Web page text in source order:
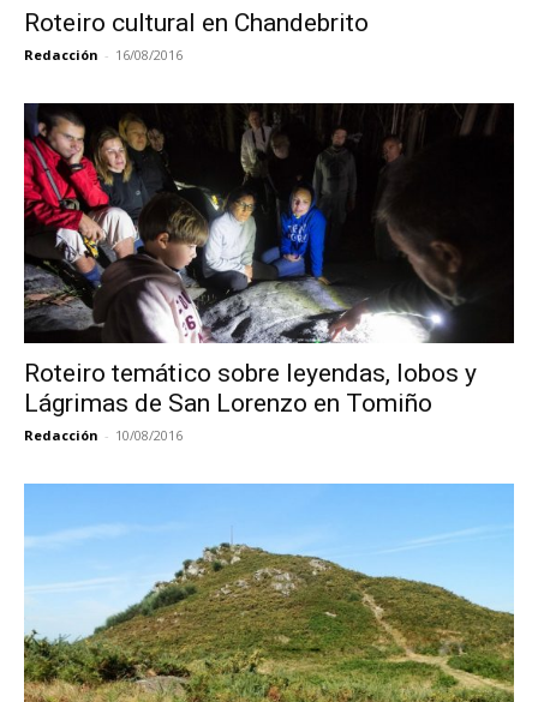
Roteiro cultural en Chandebrito
Redacción - 16/08/2016
Roteiro temático sobre leyendas, lobos y
Lágrimas de San Lorenzo en Tomiño
Redacción - 10/08/2016